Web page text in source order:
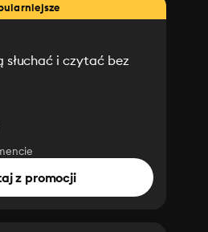
i czytać bez
z promocji